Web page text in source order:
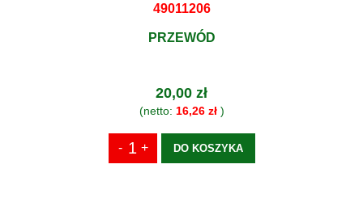
49011206
PRZEWÓD
20,00 zł
(netto: 16,26 zł)
DO KOSZYKA